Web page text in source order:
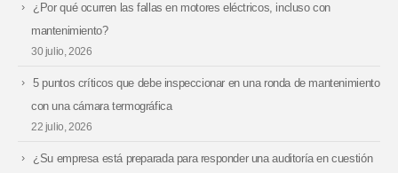
¿Por qué ocurren las fallas en motores eléctricos, incluso con
mantenimiento?
30 julio, 2026
5 puntos críticos que debe inspeccionar en una ronda de mantenimiento
con una cámara termográfica
22 julio, 2026
¿Su empresa está preparada para responder una auditoría en cuestión